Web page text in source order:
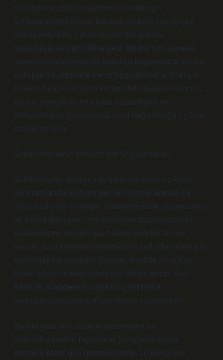
dönüşmesi, süblimleşmenin en belirgin
örneklerinden biridir. Burada, sıcaklık çok düşük
olduğunda bile, kar ve buzlar bir şekilde
buharlaşarak gaz hâline gelir. Bu durum, küresel
ısınmanın etkileriyle de oldukça bağlantılıdır çünkü
kutuplarda, özellikle deniz buzullarının erimesiyle
birlikte bu tür süreçler hızlanabilir. Küresel ısınma,
bu tür süreçlerin ne kadar hızlandığını ve
dünyadaki su döngüsünü nasıl değiştirdiğini gözler
önüne seriyor.
Süblimleşmenin Endüstriyel Uygulamaları
Süblimleşme, yalnızca doğada karşımıza çıkmaz,
aynı zamanda endüstriyel ve bilimsel alanda da
sıkça kullanılır. Örneğin, termodinamik araştırmalar
ve kimya deneyleri için kullanılan bazı maddeler,
süblimleşme yoluyla gaz hâline getirilir. Örnek
olarak, bazı kimyasal maddelerin saflaştırılması için
süblimleşme kullanılır. Burada, madde önce katı
hâlde ısıtılır ve doğrudan gaz hâline geçer. Gaz
hâlinde, maddelerin başka bir ortamda
yoğuşturulmasıyla saflaştırılması sağlanabilir.
Bunun yanı sıra, uzay araştırmaları da
süblimleşmeden faydalanır. Uzay ortamında,
özellikle Mars gibi gezegenlerde, su buharı ve